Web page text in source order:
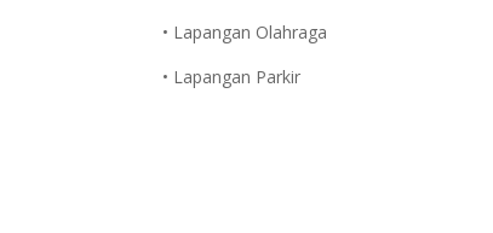
• Lapangan Olahraga
• Lapangan Parkir